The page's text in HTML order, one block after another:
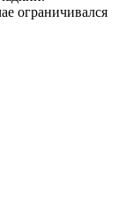
ограничивался